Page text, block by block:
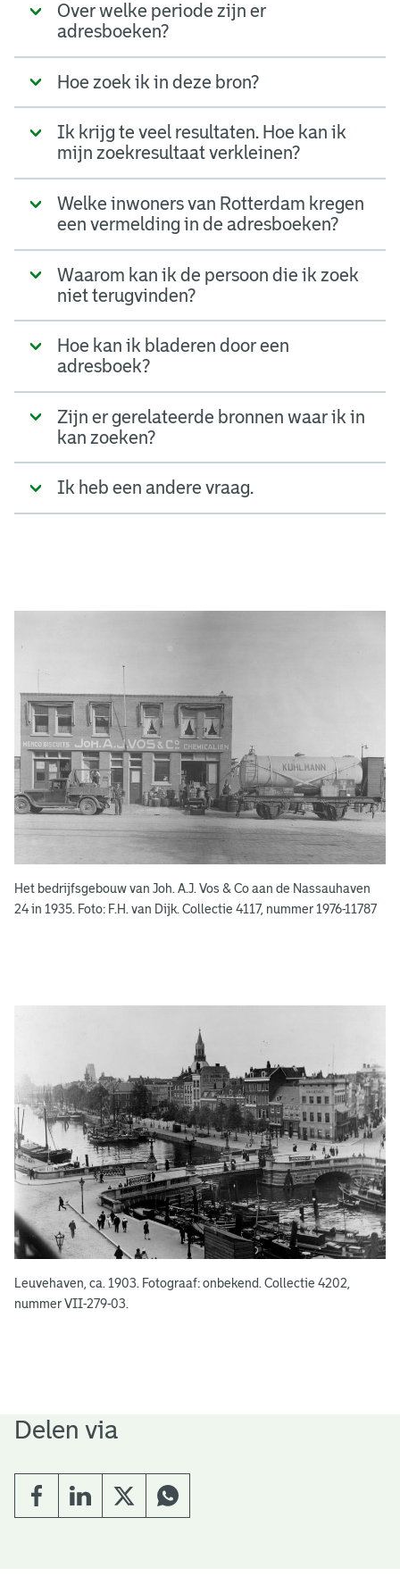
Over welke periode zijn er
adresboeken?
Hoe zoek ik in deze bron?
Ik krijg te veel resultaten. Hoe kan ik
mijn zoekresultaat verkleinen?
Welke inwoners van Rotterdam kregen
een vermelding in de adresboeken?
Waarom kan ik de persoon die ik zoek
niet terugvinden?
Hoe kan ik bladeren door een
adresboek?
Zijn er gerelateerde bronnen waar ik in
kan zoeken?
Ik heb een andere vraag.
e
s
b
o
e
e
n
e
n
Het bedrijfsgebouw van Joh. A.J. Vos & Co aan de Nassauhaven
24 in 1935. Foto: F.H. van Dijk. Collectie 4117, nummer 1976-11787
n
Leuvehaven, ca. 1903. Fotograaf: onbekend. Collectie 4202,
nummer VII-279-03.
Delen via